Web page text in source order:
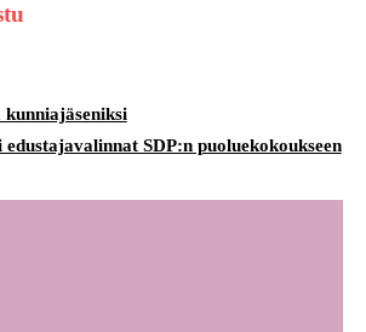
SDP:n puoluekokoukseen